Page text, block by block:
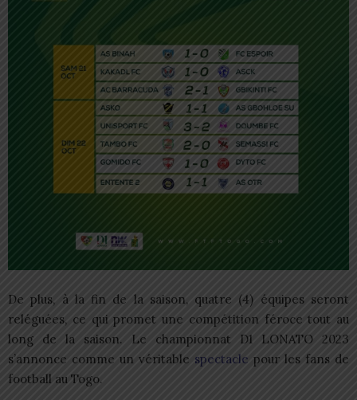
De plus, à la fin de la saison, quatre (4) équipes seront
reléguées, ce qui promet une compétition féroce tout au
long de la saison. Le championnat D1 LONATO 2023
s’annonce comme un véritable spectacle pour les fans de
football au Togo.